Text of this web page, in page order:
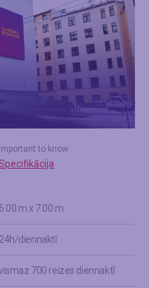
Important to know
6.00 m x 7.00 m
24h/diennaktī
700 reizes diennaktī